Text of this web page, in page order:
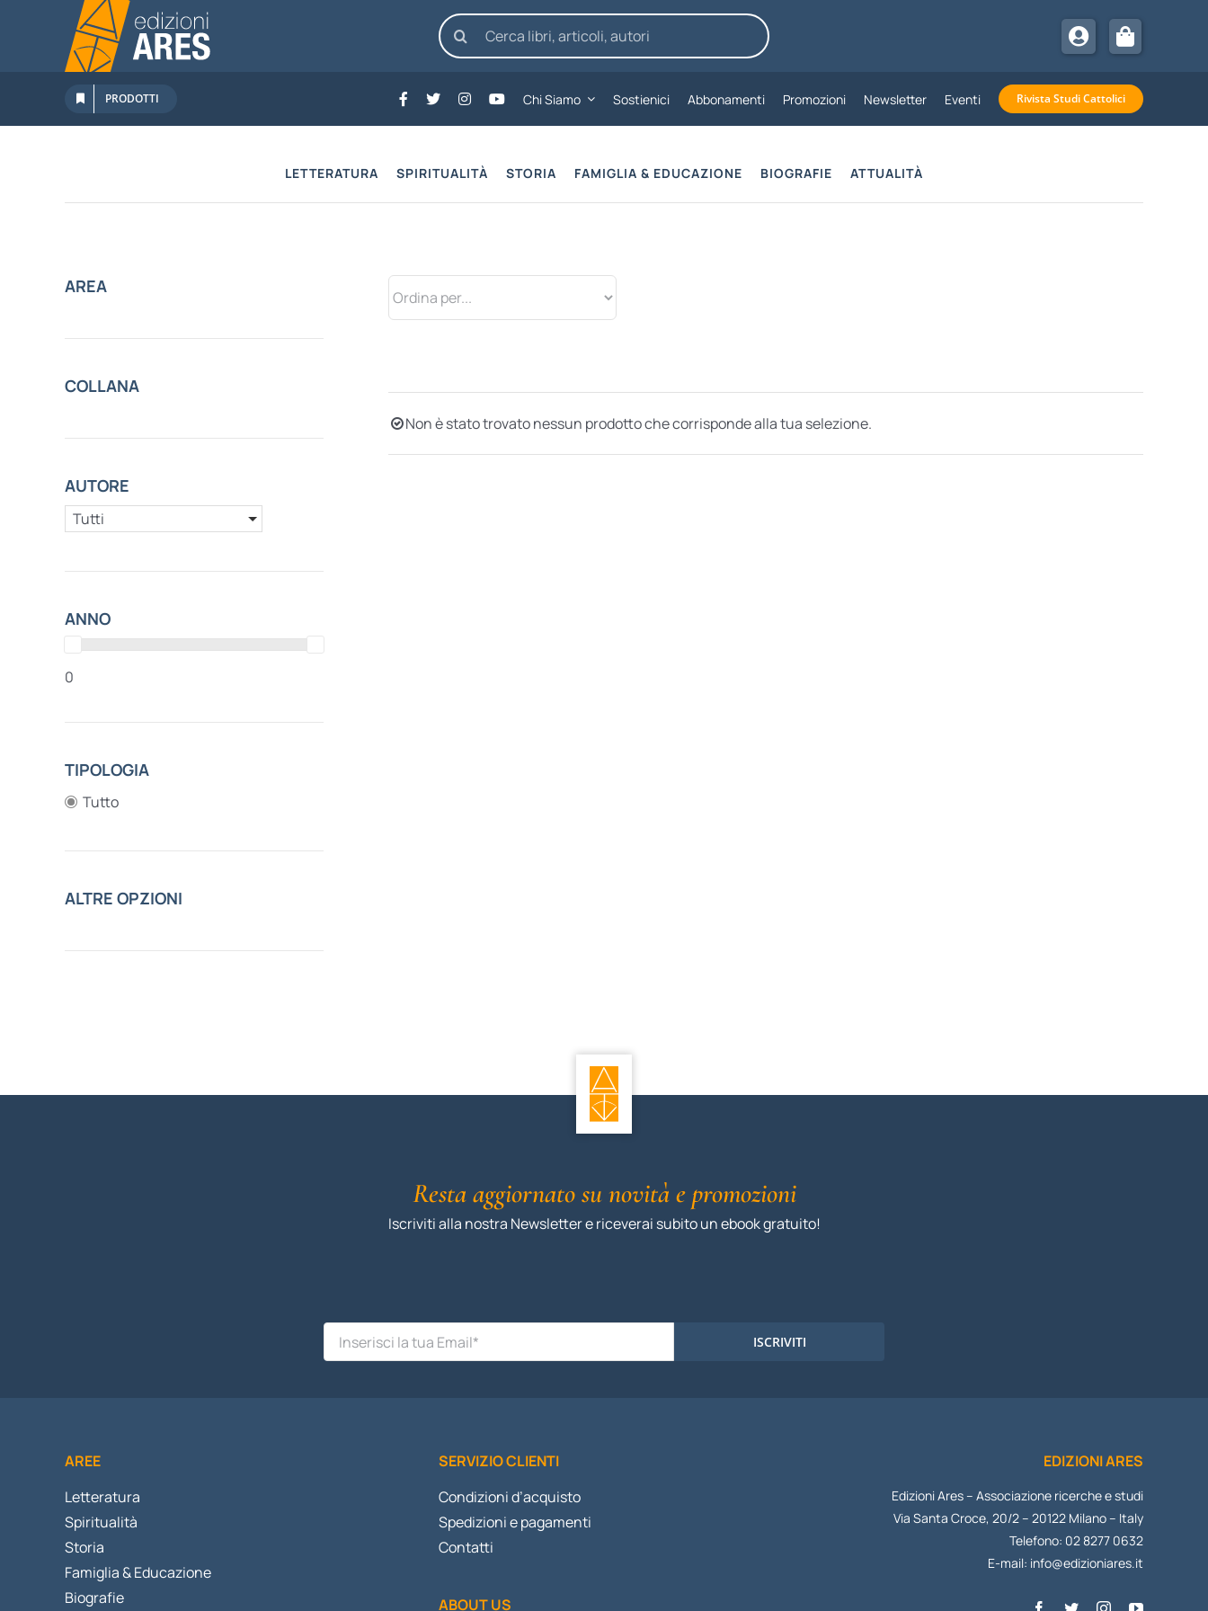
contenuto
Cerca
per:
PRODOTTI Chi Siamo Sostienici Abbonamenti Promozioni Newsletter Eventi Rivista Studi Cattolici
LETTERATURA SPIRITUALITÀ STORIA FAMIGLIA & EDUCAZIONE BIOGRAFIE ATTUALITÀ
Non è stato trovato nessun prodotto che corrisponde alla tua selezione.
AREA
COLLANA
AUTORE
Tutti
ANNO
0
TIPOLOGIA
Tutto
ALTRE OPZIONI
Resta aggiornato su novità e promozioni
Iscriviti alla nostra Newsletter e riceverai subito un ebook gratuito!
ISCRIVITI
AREE
Letteratura
Spiritualità
Storia
Famiglia & Educazione
Biografie
SERVIZIO CLIENTI
Condizioni d’acquisto
Spedizioni e pagamenti
Contatti
ABOUT US
EDIZIONI ARES
Edizioni Ares – Associazione ricerche e studi
Via Santa Croce, 20/2 – 20122 Milano – Italy
Telefono: 02 8277 0632
E-mail: info@edizioniares.it